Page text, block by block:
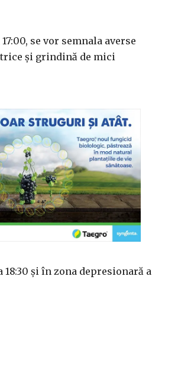
se vor semnala averse
şi grindină de mici
şi în zona depresionară a